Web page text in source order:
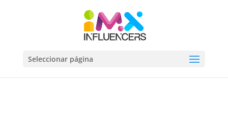
Seleccionar página